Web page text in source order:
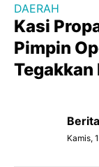
DAERAH
Kasi
Pimpin
Kamis,